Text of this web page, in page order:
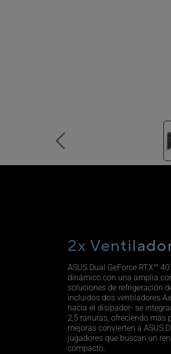
2x
ASUS Dual GeForce RTX™
dinámico con una amplia
soluciones de refrigeración
incluidos dos ventiladores
hacia el disipador- se
2,5 ranuras, ofreciendo más
mejoras convierten a ASUS
jugadores que buscan un
compacto.